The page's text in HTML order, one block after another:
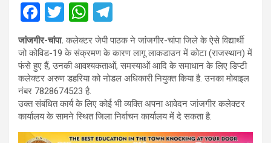
F
a
ce
b
o
o
k
T
wi
tt
er
W
h
at
s
A
p
p
el
e
gr
a
m
जांजगीर-चांपा. कलेक्टर जेपी पाठक ने जांजगीर-चांपा जिले के ऐसे विद्यार्थी
जो कोविड-19 के संक्रमण के कारण लागू लाकडाउन में कोटा (राजस्थान) में
फंसे हुए हैं, उनकी आवश्यकताओं, समस्याओं आदि के समाधान के लिए डिप्टी
कलेक्टर अरुण डहरिया को नोडल अधिकारी नियुक्त किया है. उनका मोबाइल
नंबर 7828674523 है.
उक्त संबंधित कार्य के लिए कोई भी व्यक्ति अपना आवेदन जांजगीर कलेक्टर
कार्यालय के सामने स्थित जिला निर्वाचन कार्यालय में दे सकता है.